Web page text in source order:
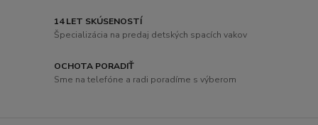
14 LET SKÚSENOSTÍ
Špecializácia na predaj detských spacích vakov
OCHOTA PORADIŤ
Sme na telefóne a radi poradíme s výberom